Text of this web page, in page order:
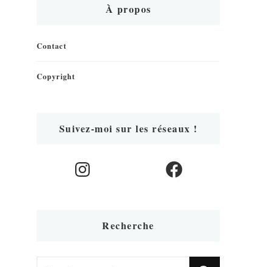
À propos
Contact
Copyright
Suivez-moi sur les réseaux !
Instagram Facebook
Recherche